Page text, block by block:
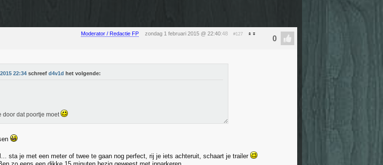
Moderator / Redactie FP zondag 1 februari 2015 @ 22:40:48 #127
22:34 schreef d4v1d het volgende:
door dat poortje moet
sta je met een meter of twee te gaan nog perfect, rij je iets achteruit, schaart je trailer